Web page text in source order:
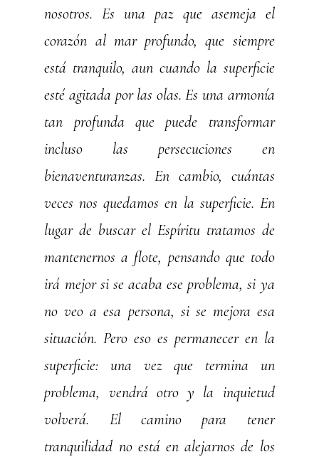
nosotros. Es una paz que asemeja el
corazón al mar profundo, que siempre
está tranquilo, aun cuando la superficie
esté agitada por las olas. Es una armonía
tan profunda que puede transformar
incluso las persecuciones en
bienaventuranzas. En cambio, cuántas
veces nos quedamos en la superficie. En
lugar de buscar el Espíritu tratamos de
mantenernos a flote, pensando que todo
irá mejor si se acaba ese problema, si ya
no veo a esa persona, si se mejora esa
situación. Pero eso es permanecer en la
superficie: una vez que termina un
problema, vendrá otro y la inquietud
volverá. El camino para tener
tranquilidad no está en alejarnos de los